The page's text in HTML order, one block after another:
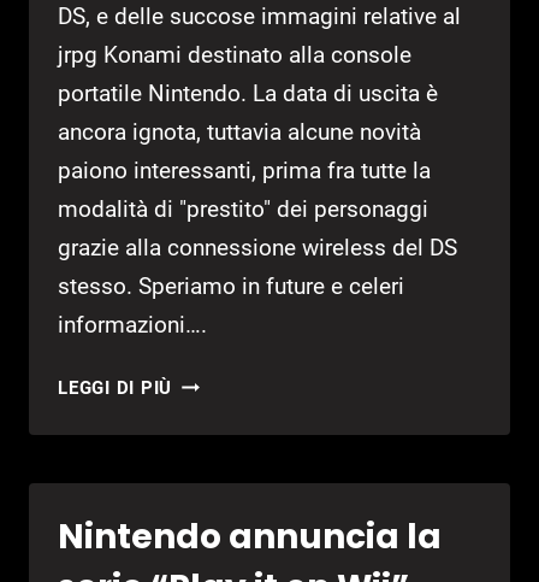
DS, e delle succose immagini relative al
jrpg Konami destinato alla console
portatile Nintendo. La data di uscita è
ancora ignota, tuttavia alcune novità
paiono interessanti, prima fra tutte la
modalità di "prestito" dei personaggi
grazie alla connessione wireless del DS
stesso. Speriamo in future e celeri
informazioni….
LEGGI DI PIÙ SUIKODEN
BOXART
IMMAGINI
Nintendo annuncia la